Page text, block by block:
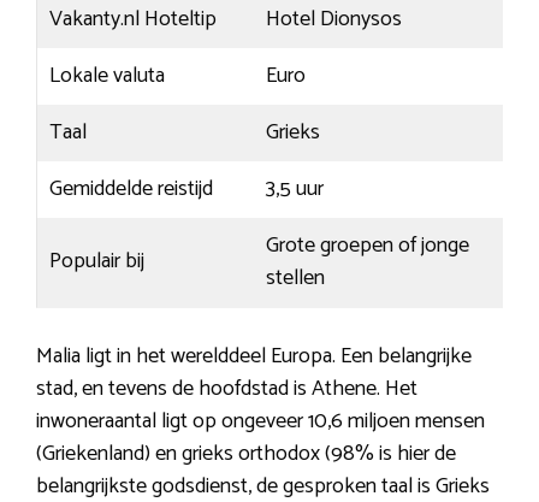
Vakanty.nl Hoteltip
Hotel Dionysos
Lokale valuta
Euro
Taal
Grieks
Gemiddelde reistijd
3,5 uur
Populair bij
Grote groepen of jonge
stellen
Malia ligt in het werelddeel Europa. Een belangrijke
stad, en tevens de hoofdstad is Athene. Het
inwoneraantal ligt op ongeveer 10,6 miljoen mensen
(Griekenland) en grieks orthodox (98% is hier de
belangrijkste godsdienst, de gesproken taal is Grieks